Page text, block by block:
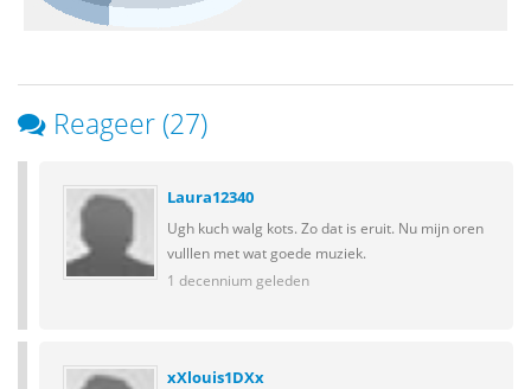
Reageer (27)
Laura12340
Ugh kuch walg kots. Zo dat is eruit. Nu mijn oren
vulllen met wat goede muziek.
1 decennium geleden
xXlouis1DXx